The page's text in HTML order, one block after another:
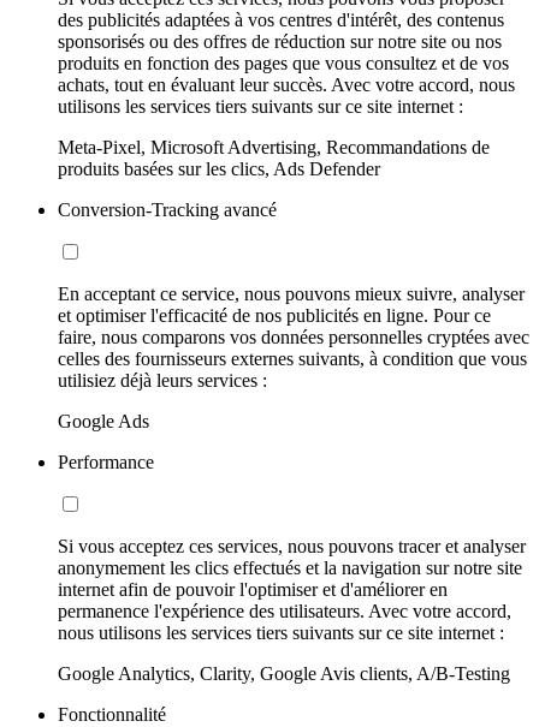
des publicités adaptées à vos centres d'intérêt, des contenus
sponsorisés ou des offres de réduction sur notre site ou nos
produits en fonction des pages que vous consultez et de vos
achats, tout en évaluant leur succès. Avec votre accord, nous
utilisons les services tiers suivants sur ce site internet :
Meta-Pixel, Microsoft Advertising, Recommandations de
produits basées sur les clics, Ads Defender
Conversion-Tracking avancé
En acceptant ce service, nous pouvons mieux suivre, analyser
et optimiser l'efficacité de nos publicités en ligne. Pour ce
faire, nous comparons vos données personnelles cryptées avec
celles des fournisseurs externes suivants, à condition que vous
utilisiez déjà leurs services :
Google Ads
Performance
Si vous acceptez ces services, nous pouvons tracer et analyser
anonymement les clics effectués et la navigation sur notre site
internet afin de pouvoir l'optimiser et d'améliorer en
permanence l'expérience des utilisateurs. Avec votre accord,
nous utilisons les services tiers suivants sur ce site internet :
Google Analytics, Clarity, Google Avis clients, A/B-Testing
Fonctionnalité